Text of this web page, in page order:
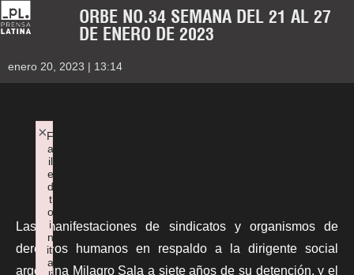
ORBE NO.34 SEMANA DEL 21 AL 27
DE ENERO DE 2023
enero 20, 2023 | 13:14
Las manifestaciones de sindicatos y organismos de
derechos humanos en respaldo a la dirigente social
argentina Milagro Sala a siete años de su detención, y el
F
a
il
e
d
t
o
i
n
iti
a
×